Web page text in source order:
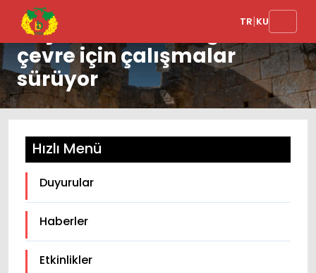
TR|KU
Yeşil alanlar ve sağlıklı
çevre için çalışmalar
sürüyor
Hızlı Menü
Duyurular
Haberler
Etkinlikler